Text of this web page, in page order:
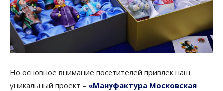
Но основное внимание посетителей привлек наш
уникальный проект – «Мануфактура Московская